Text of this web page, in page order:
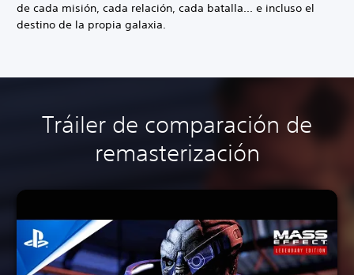
de cada misión, cada relación, cada batalla... e incluso el
destino de la propia galaxia.
Tráiler de comparación de
remasterización